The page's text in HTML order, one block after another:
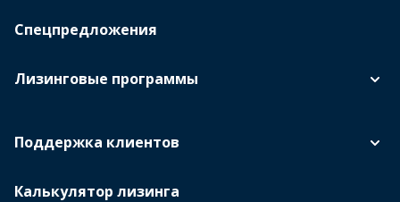
Спецпредложения
Лизинговые программы
Поддержка клиентов
Калькулятор лизинга